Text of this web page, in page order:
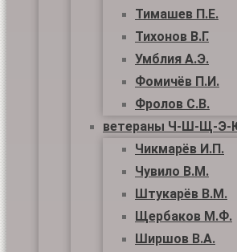
Тимашев П.Е.
Тихонов В.Г.
Умблия А.Э.
Фомичёв П.И.
Фролов С.В.
ветераны Ч-Ш-Щ-Э-
Чикмарёв И.П.
Чувило В.М.
Штукарёв В.М.
Щербаков М.Ф.
Ширшов В.А.